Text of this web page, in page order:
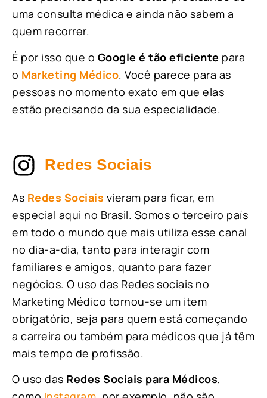
uma consulta médica e ainda não sabem a
quem recorrer.
É por isso que o Google é tão eficiente para
o Marketing Médico. Você parece para as
pessoas no momento exato em que elas
estão precisando da sua especialidade.
Redes Sociais
As Redes Sociais vieram para ficar, em
especial aqui no Brasil. Somos o terceiro país
em todo o mundo que mais utiliza esse canal
no dia-a-dia, tanto para interagir com
familiares e amigos, quanto para fazer
negócios. O uso das Redes sociais no
Marketing Médico tornou-se um item
obrigatório, seja para quem está começando
a carreira ou também para médicos que já têm
mais tempo de profissão.
O uso das Redes Sociais para Médicos,